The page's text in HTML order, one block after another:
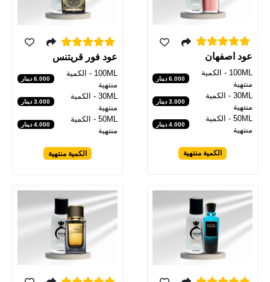
عود اصفهان
100ML - الكمية
منتهية
6.000 دينار
30ML - الكمية
منتهية
3.000 دينار
50ML - الكمية
منتهية
4.000 دينار
الكمية منتهية
عود فور قريتنس
100ML - الكمية
منتهية
6.000 دينار
30ML - الكمية
منتهية
3.000 دينار
50ML - الكمية
منتهية
4.000 دينار
الكمية منتهية